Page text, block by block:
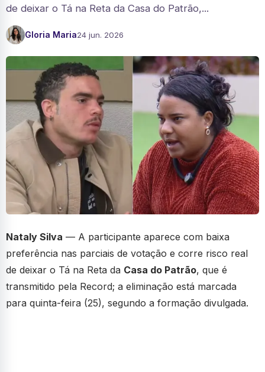
de deixar o Tá na Reta da Casa do Patrão,...
Gloria Maria24 jun. 2026
Nataly Silva — A participante aparece com baixa
preferência nas parciais de votação e corre risco real
de deixar o Tá na Reta da Casa do Patrão, que é
transmitido pela Record; a eliminação está marcada
para quinta-feira (25), segundo a formação divulgada.